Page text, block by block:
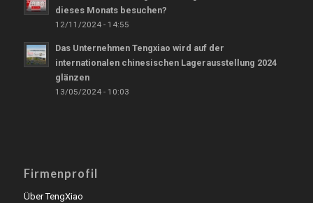
dieses Monats besuchen?
12/11/2024 - 14:55
Das Unternehmen Tengxiao wird auf der
internationalen chinesischen Lagerausstellung 2024
glänzen
13/05/2024 - 10:03
Firmenprofil
Über TengXiao